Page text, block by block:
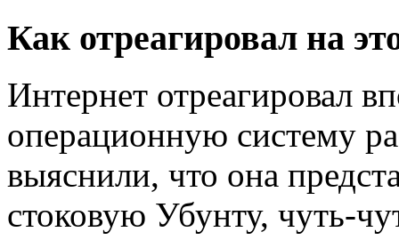
Как отреагировал на
Интернет отреагировал
операционную систему
выяснили, что она
стоковую Убунту, чуть-